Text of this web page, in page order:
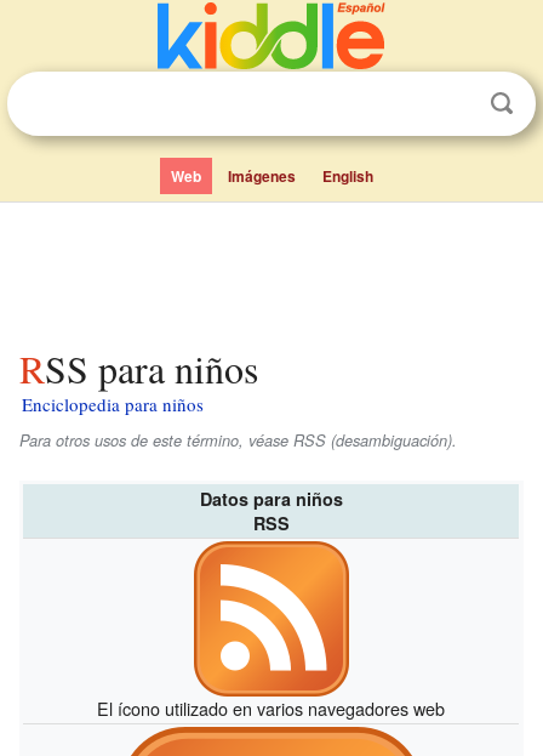
Web Imágenes English
RSS para niños
Enciclopedia para niños
Para otros usos de este término, véase RSS (desambiguación).
Datos para niños
RSS
El ícono utilizado en varios navegadores web